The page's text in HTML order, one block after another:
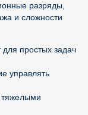
разряды,
и сложности
простых задач
управлять